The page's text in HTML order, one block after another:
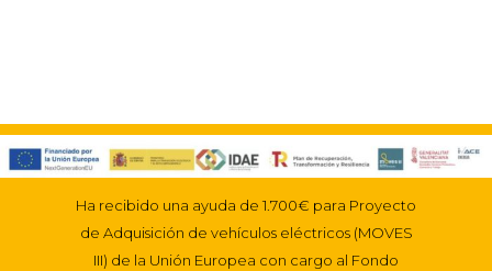
Ha recibido una ayuda de 1.700€ para Proyecto
de Adquisición de vehículos eléctricos (MOVES
III) de la Unión Europea con cargo al Fondo